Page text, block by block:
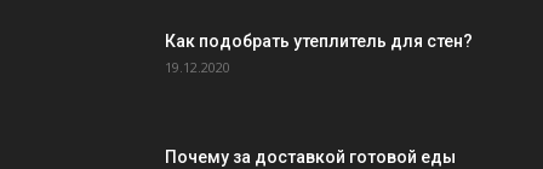
Как подобрать утеплитель для стен?
19.12.2020
Почему за доставкой готовой еды